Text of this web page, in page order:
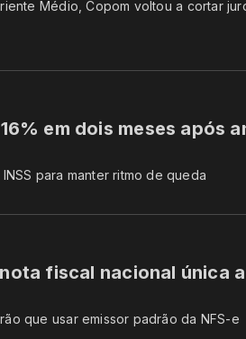
Médio, Copom voltou a cortar
em dois meses após
para manter ritmo de queda
fiscal nacional única
que usar emissor padrão da NFS-e